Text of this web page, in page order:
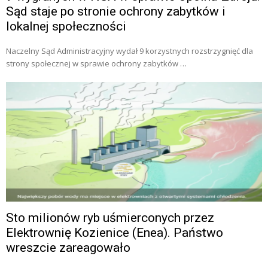
Sąd staje po stronie ochrony zabytków i
lokalnej społeczności
Naczelny Sąd Administracyjny wydał 9 korzystnych rozstrzygnięć dla
strony społecznej w sprawie ochrony zabytków …
Sto milionów ryb uśmierconych przez
Elektrownię Kozienice (Enea). Państwo
wreszcie zareagowało